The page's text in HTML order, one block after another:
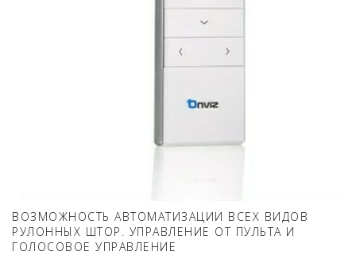
ВОЗМОЖНОСТЬ АВТОМАТИЗАЦИИ ВСЕХ ВИДОВ
РУЛОННЫХ ШТОР. УПРАВЛЕНИЕ ОТ ПУЛЬТА И
ГОЛОСОВОЕ УПРАВЛЕНИЕ